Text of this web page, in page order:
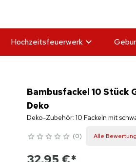
Hochzeitsfeuerwerk
Bambusfackel 10
Deko
Deko-Zubehör: 10 Fackeln mit
0 Alle